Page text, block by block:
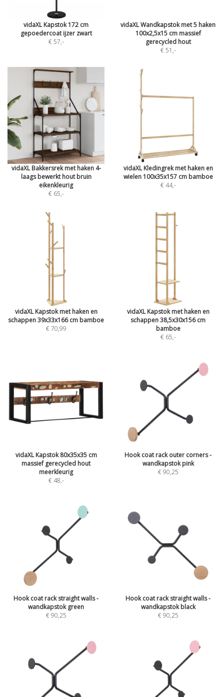
vidaXL Kapstok 172 cm
gepoedercoat ijzer zwart
€ 57,-
vidaXL Wandkapstok met 5 haken
100x2,5x15 cm massief
gerecycled hout
€ 51 ,-
vidaXL Bakkersrek met haken 4-
laags bewerkt hout bruin
eikenkleurig
€ 65,-
vidaXL Kledingrek met haken en
wielen 100x35x157 cm bamboe
€ 44,-
vidaXL Kapstok met haken en
schappen 39x33x166 cm bamboe
€ 70,99
vidaXL Kapstok met haken en
schappen 38,5x30x156 cm
bamboe
€ 65,-
vidaXL Kapstok 80x35x35 cm
massief gerecycled hout
meerkleurig
€ 48,-
Hook coat rack outer corners -
wandkapstok pink
€ 90,25
Hook coat rack straight walls -
wandkapstok green
€ 90,25
Hook coat rack straight walls -
wandkapstok black
€ 90,25